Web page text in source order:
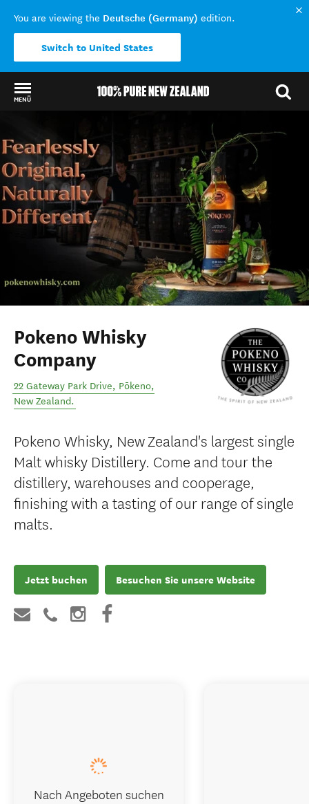
You are viewing the Deutsche (Germany) edition.
Switch to United States
MENÜ
Pokeno Whisky
Company
22 Gateway Park Drive, Pōkeno,
New Zealand.
Pokeno Whisky, New Zealand's largest single
Malt whisky Distillery. Come and tour the
distillery, warehouses and cooperage,
finishing with a tasting of our range of single
malts.
Jetzt buchen Besuchen Sie unsere Website
Nach Angeboten suchen